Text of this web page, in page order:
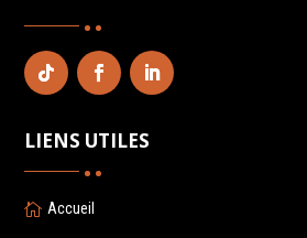
LIENS UTILES
 Accueil